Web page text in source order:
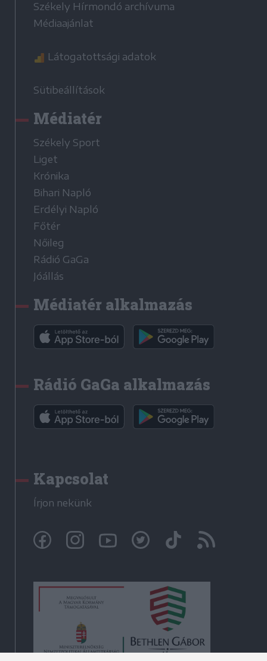
Székely Hírmondó archívuma
Médiaajánlat
Látogatottsági adatok
Sütibeállítások
Médiatér
Székely Sport
Liget
Krónika
Bihari Napló
Erdélyi Napló
Főtér
Nőileg
Rádió GaGa
Jóállás
Médiatér alkalmazás
Rádió GaGa alkalmazás
Kapcsolat
Írjon nekünk